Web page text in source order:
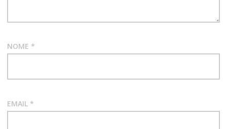
NOME *
EMAIL *